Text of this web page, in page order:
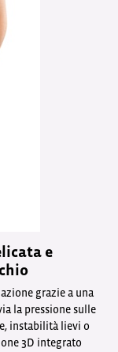
e
grazie a una
la pressione sulle
instabilità lievi o
3D integrato